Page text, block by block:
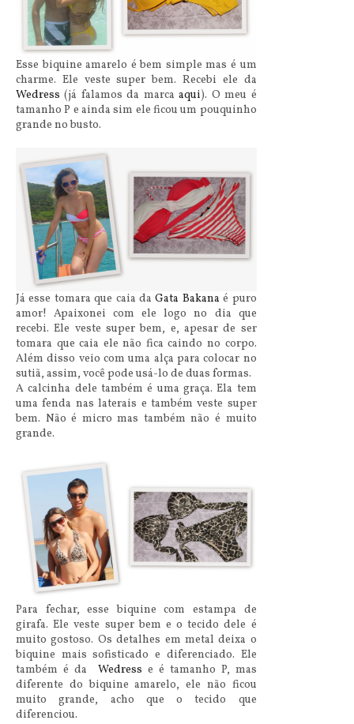
Esse biquine amarelo é bem simple mas é um
charme. Ele veste super bem. Recebi ele da
Wedress (já falamos da marcaaqui). O meu é
tamanho P e ainda sim ele ficou um pouquinho
grande no busto.
Já esse tomara que caia daGata Bakana é puro
amor! Apaixonei com ele logo no dia que
recebi. Ele veste super bem, e, apesar de ser
tomara que caia ele não fica caindo no corpo.
Além disso veio com uma alça para colocar no
sutiã, assim, você pode usá-lo de duas formas.
A calcinha dele também é uma graça. Ela tem
uma fenda nas laterais e também veste super
bem. Não é micro mas também não é muito
grande.
Para fechar, esse biquine com estampa de
girafa. Ele veste super bem e o tecido dele é
muito gostoso. Os detalhes em metal deixa o
biquine mais sofisticado e diferenciado. Ele
também é da Wedress e é tamanho P, mas
diferente do biquine amarelo, ele não ficou
muito grande, acho que o tecido que
diferenciou.